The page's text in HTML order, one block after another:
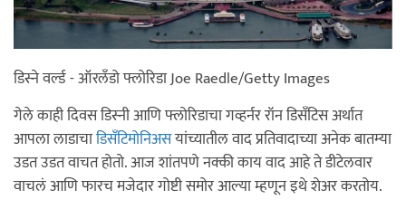
डिस्ने वर्ल्ड - ऑरलँडो फ्लोरिडा Joe Raedle/Getty Images
गेले काही दिवस डिस्नी आणि फ्लोरिडाचा गव्हर्नर रॉन डिसँटिस अर्थात
आपला लाडाचाडिसँटिमोनिअसयांच्यातील वाद प्रतिवादाच्या अनेक बातम्या
उडत उडत वाचत होतो. आज शांतपणे नक्की काय वाद आहे ते डीटेलवार
वाचलं आणि फारच मजेदार गोष्टी समोर आल्या म्हणून इथे शेअर करतोय.